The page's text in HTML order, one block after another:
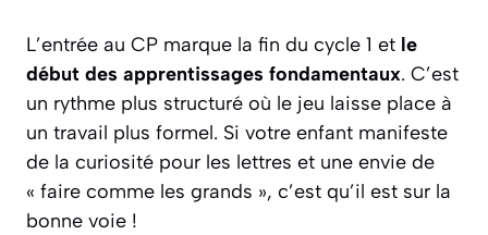
L’entrée au CP marque la fin du cycle 1 et le
début des apprentissages fondamentaux. C’est
un rythme plus structuré où le jeu laisse place à
un travail plus formel. Si votre enfant manifeste
de la curiosité pour les lettres et une envie de
« faire comme les grands », c’est qu’il est sur la
bonne voie !